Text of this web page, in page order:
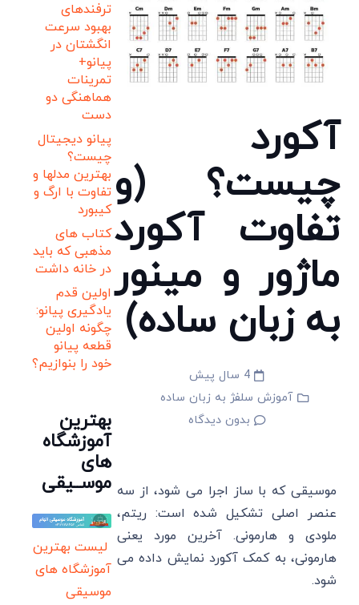
آکورد
چیست؟ (و
تفاوت آکورد
ماژور و مینور
به زبان ساده)
4 سال پیش
آموزش سلفژ به زبان ساده
بدون دیدگاه
موسیقی که با ساز اجرا می شود، از سه
عنصر اصلی تشکیل شده است: ریتم،
ملودی و هارمونی. آخرین مورد یعنی
هارمونی، به کمک آکورد نمایش داده می
شود.
ترفندهای
بهبود سرعت
انگشتان در
پیانو+
تمرینات
هماهنگی دو
دست
پیانو دیجیتال
چیست؟
بهترین مدلها و
تفاوت با ارگ و
کیبورد
کتاب های
مذهبی که باید
در خانه داشت
اولین قدم
یادگیری پیانو:
چگونه اولین
قطعه پیانو
خود را بنوازیم؟
بهترین
آموزشگاه
های
موســیقی
لیست بهترین
آموزشگاه های
موسیقی
نت رایگان
فارسی (پیانو
گیتار ویولن